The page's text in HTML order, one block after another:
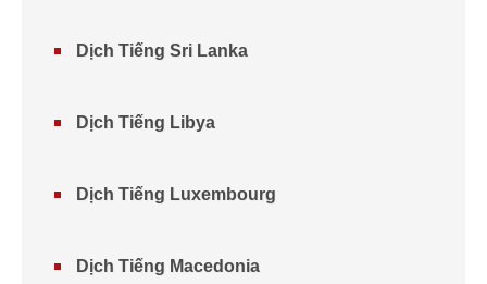
Dịch Tiếng Sri Lanka
Dịch Tiếng Libya
Dịch Tiếng Luxembourg
Dịch Tiếng Macedonia